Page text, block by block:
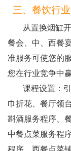
三、餐饮行
从置换烟缸
餐会、中、西餐
准服务可使您的
您在行业竞争中
课程设置：
巾折花、餐厅领
斟酒服务程序、
中餐点菜服务程